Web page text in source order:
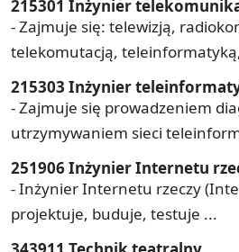
215301 Inżynier
- Zajmuje się: telewizją,
telekomutacją,
215303 Inżynier
- Zajmuje się prowadzeniem
utrzymywaniem sieci
251906 Inżynier Internetu
- Inżynier Internetu rzeczy
projektuje, buduje, testuje ...